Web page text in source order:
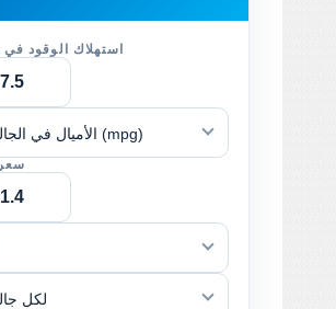
استهلاك الوقود
الأميال في الجالون (mpg)
لكل